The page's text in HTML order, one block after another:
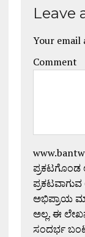
Leave
Your email
Comment
ಪ್ರಕಟಗೊಂಡ
ಅಭಿಪ್ರಾಯ
ಅಲ್ಲ. ಈ
ಸಂದರ್ಭ